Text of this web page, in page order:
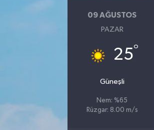
09 AĞUSTOS
PAZAR
25°
Güneşli
Nem: %65
Rüzgar: 8.00 m/s